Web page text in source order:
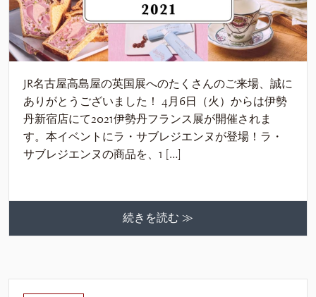
JR名古屋高島屋の英国展へのたくさんのご来場、誠に
ありがとうございました！ 4月6日（火）からは伊勢
丹新宿店にて2021伊勢丹フランス展が開催されま
す。本イベントにラ・サブレジエンヌが登場！ラ・
サブレジエンヌの商品を、1 […]
続きを読む ≫